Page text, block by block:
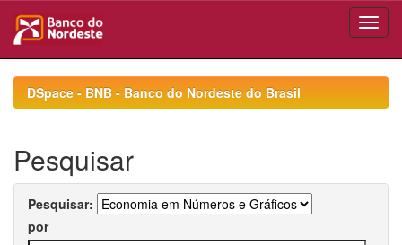
navigationDSpace - BNB - Banco do Nordeste do Brasil
Pesquisar
Pesquisar:
por